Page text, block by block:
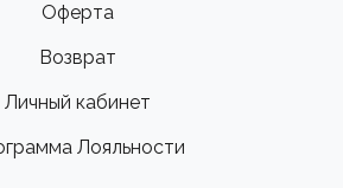
Оферта
Возврат
Личный кабинет
Лояльности